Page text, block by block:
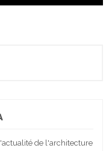
de l'architecture